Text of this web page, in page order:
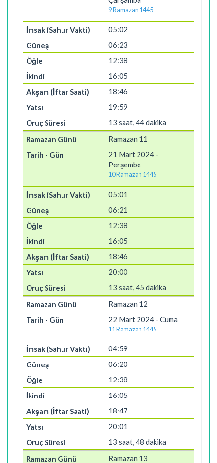
9 Ramazan 1445
05:02
06:23
12:38
16:05
18:46
19:59
13 saat, 44 dakika
Ramazan 11
21 Mart 2024 -
Perşembe
10 Ramazan 1445
05:01
06:21
12:38
16:05
18:46
20:00
13 saat, 45 dakika
Ramazan 12
22 Mart 2024 - Cuma
11 Ramazan 1445
04:59
06:20
12:38
16:05
18:47
20:01
13 saat, 48 dakika
Ramazan 13